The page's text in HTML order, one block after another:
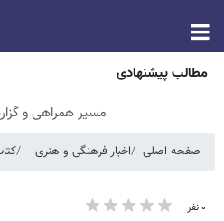
مطالب پیشنهادی
مسیر همراهی و
صفحه اصلی اخبار فرهنگی و هنری
۰ نفر